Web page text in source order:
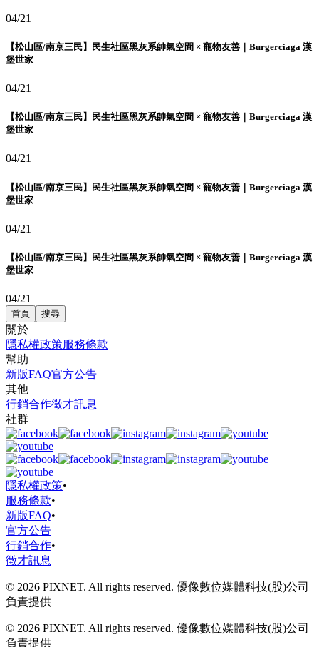
04/21
【松山區/南京三民】民生社區黑灰系帥氣空間 × 寵物友善｜Burgerciaga 漢
堡世家
04/21
【松山區/南京三民】民生社區黑灰系帥氣空間 × 寵物友善｜Burgerciaga 漢
堡世家
04/21
【松山區/南京三民】民生社區黑灰系帥氣空間 × 寵物友善｜Burgerciaga 漢
堡世家
04/21
【松山區/南京三民】民生社區黑灰系帥氣空間 × 寵物友善｜Burgerciaga 漢
堡世家
04/21
首頁 搜尋
關於
隱私權政策服務條款
幫助
新版FAQ官方公告
其他
行銷合作徵才訊息
社群
隱私權政策•
服務條款•
新版FAQ•
官方公告
行銷合作•
徵才訊息
© 2026 PIXNET. All rights reserved. 優像數位媒體科技(股)公司
負責提供
© 2026 PIXNET. All rights reserved. 優像數位媒體科技(股)公司
負責提供